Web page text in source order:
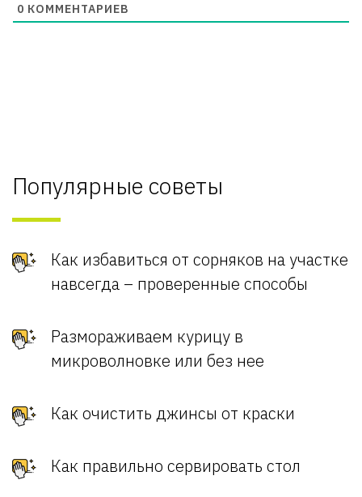
0 КОММЕНТАРИЕВ
Популярные советы
Как избавиться от сорняков на участке
навсегда – проверенные способы
Размораживаем курицу в
микроволновке или без нее
Как очистить джинсы от краски
Как правильно сервировать стол